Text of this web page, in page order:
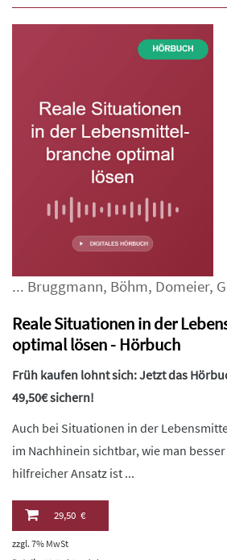
... Bruggmann, Böhm, Domeier,
Reale Situationen in der
optimal lösen - Hörbuch
Früh kaufen lohnt sich: Jetzt das
49,50€ sichern!
Auch bei Situationen in der
im Nachhinein sichtbar, wie man
hilfreicher Ansatz ist ...
29,50 €
zzgl. 7% MwSt